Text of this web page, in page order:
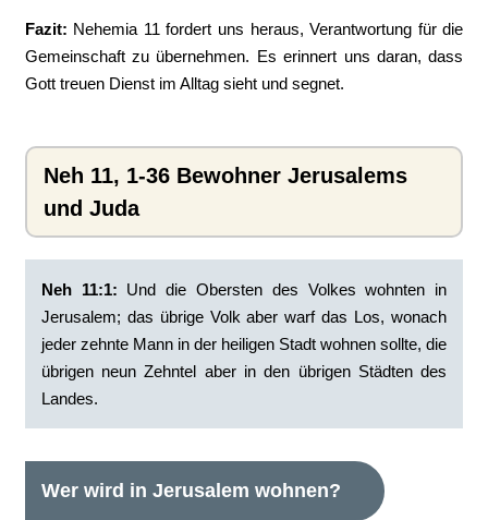
Fazit: Nehemia 11 fordert uns heraus, Verantwortung für die
Gemeinschaft zu übernehmen. Es erinnert uns daran, dass
Gott treuen Dienst im Alltag sieht und segnet.
Neh 11, 1-36 Bewohner Jerusalems
und Juda
Neh 11:1: ‭Und die Obersten des Volkes wohnten in
Jerusalem; das übrige Volk aber warf das Los, wonach
jeder zehnte Mann in der heiligen Stadt wohnen sollte, die
übrigen neun Zehntel aber in den übrigen Städten des
Landes.
Wer wird in Jerusalem wohnen?